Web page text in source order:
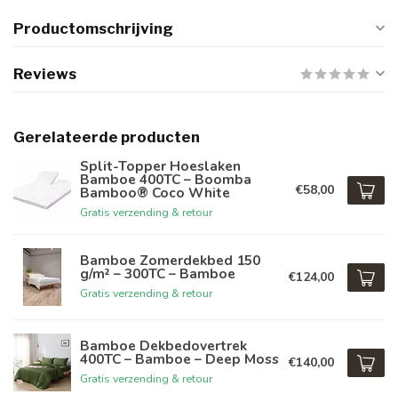
Productomschrijving
Reviews
Gerelateerde producten
Split-Topper Hoeslaken
Bamboe 400TC – Boomba
Bamboo® Coco White
Gratis verzending & retour
€58,00
Bamboe Zomerdekbed 150
g/m² – 300TC – Bamboe
Gratis verzending & retour
€124,00
Bamboe Dekbedovertrek
400TC – Bamboe – Deep Moss
Gratis verzending & retour
€140,00